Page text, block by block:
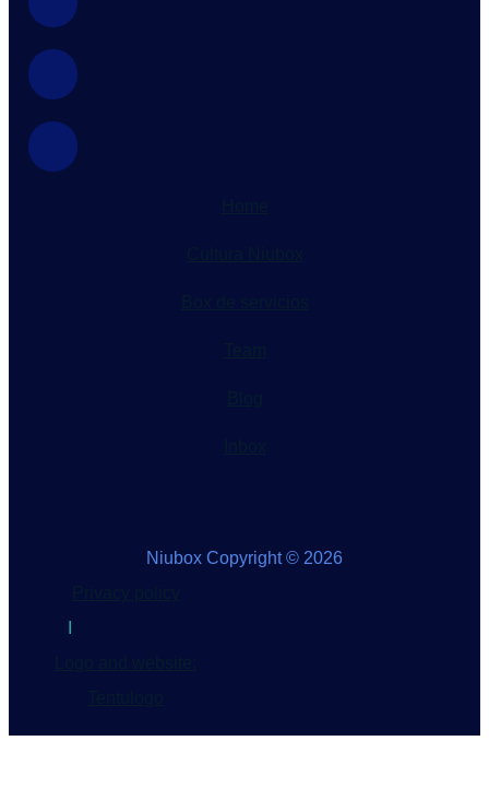
Niubox Copyright © 2026